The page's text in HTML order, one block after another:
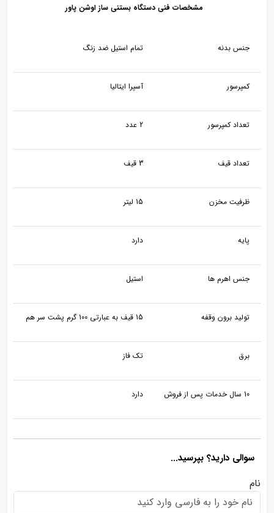
مشخصات فنی دستگاه بستنی ساز اوشن پاور
جنس بدنه تمام استیل ضد زنگ
کمپرسور آسپرا ایتالیا
تعداد کمپرسور 2 عدد
تعداد قیف 3 قیف
ظرفیت مخزن 15 لیتر
پایه دارد
جنس اهرم ها استیل
تولید برون وقفه 15 قیف به عبارتی 100 گرم پشت سر هم
برق تک فاز
10 سال خدمات پس از فروش دارد
سوالی دارید؟ بپرسید...
نام